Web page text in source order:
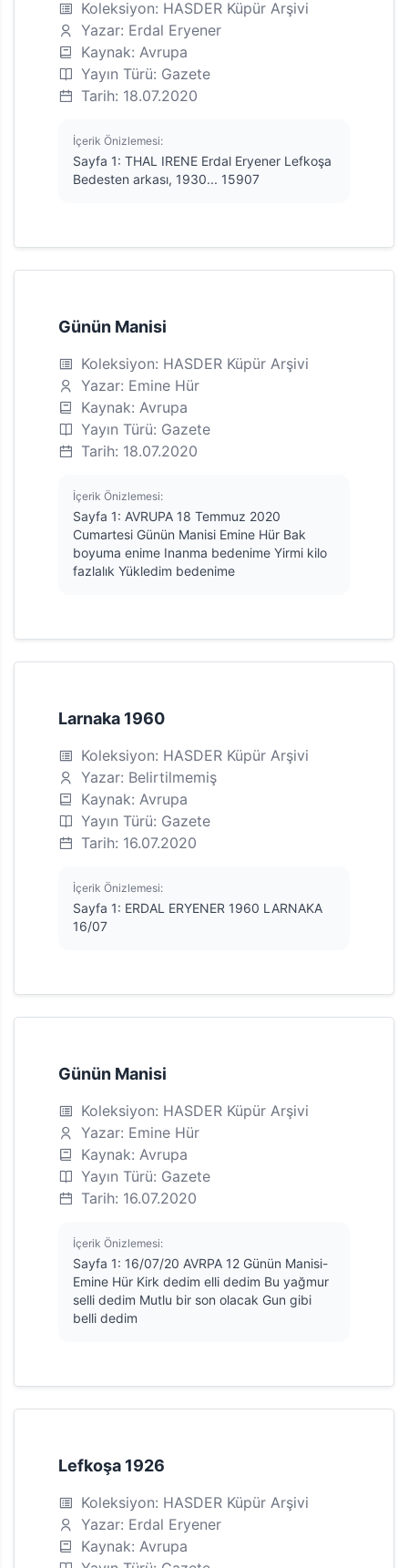
Koleksiyon: HASDER Küpür Arşivi
Yazar: Erdal Eryener
Kaynak: Avrupa
Yayın Türü: Gazete
Tarih: 18.07.2020
İçerik Önizlemesi:
Sayfa 1: THAL IRENE Erdal Eryener Lefkoşa
Bedesten arkası, 1930... 15907
Günün Manisi
Koleksiyon: HASDER Küpür Arşivi
Yazar: Emine Hür
Kaynak: Avrupa
Yayın Türü: Gazete
Tarih: 18.07.2020
İçerik Önizlemesi:
Sayfa 1: AVRUPA 18 Temmuz 2020
Cumartesi Günün Manisi Emine Hür Bak
boyuma enime Inanma bedenime Yirmi kilo
fazlalık Yükledim bedenime
Larnaka 1960
Koleksiyon: HASDER Küpür Arşivi
Yazar: Belirtilmemiş
Kaynak: Avrupa
Yayın Türü: Gazete
Tarih: 16.07.2020
İçerik Önizlemesi:
Sayfa 1: ERDAL ERYENER 1960 LARNAKA
16/07
Günün Manisi
Koleksiyon: HASDER Küpür Arşivi
Yazar: Emine Hür
Kaynak: Avrupa
Yayın Türü: Gazete
Tarih: 16.07.2020
İçerik Önizlemesi:
Sayfa 1: 16/07/20 AVRPA 12 Günün Manisi-
Emine Hür Kirk dedim elli dedim Bu yağmur
selli dedim Mutlu bir son olacak Gun gibi
belli dedim
Lefkoşa 1926
Koleksiyon: HASDER Küpür Arşivi
Yazar: Erdal Eryener
Kaynak: Avrupa